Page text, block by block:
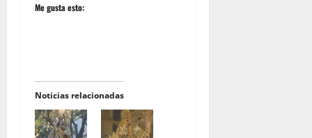
Me gusta esto:
Noticias relacionadas